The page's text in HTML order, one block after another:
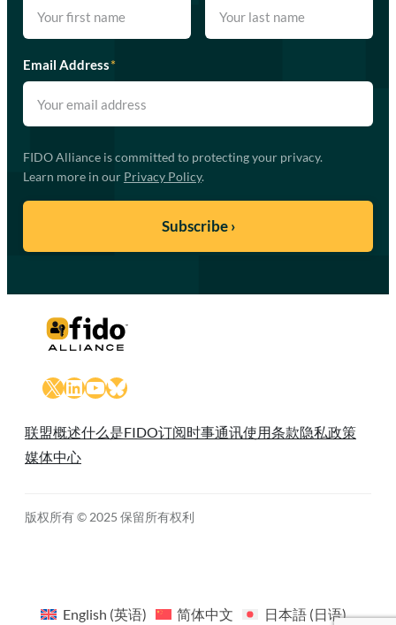
Email Address*
FIDO Alliance is committed to protecting your privacy.
Learn more in our Privacy Policy.
X LinkedIn
YouTube
Bluesky
联盟概述什么是FIDO订阅时事通讯使用条款隐私政策
媒体中心
版权所有 © 2025 保留所有权利
English (英语) 简体中文 日本語(日语)